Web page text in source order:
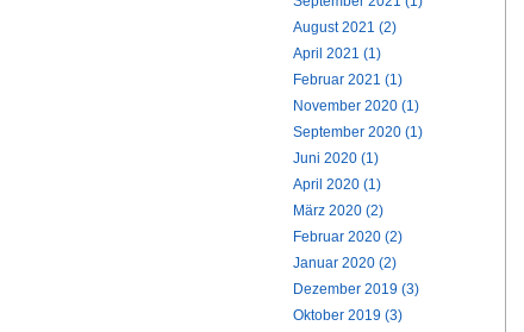
August 2021 (2)
April 2021 (1)
Februar 2021 (1)
November 2020 (1)
September 2020 (1)
Juni 2020 (1)
April 2020 (1)
März 2020 (2)
Februar 2020 (2)
Januar 2020 (2)
Dezember 2019 (3)
Oktober 2019 (3)